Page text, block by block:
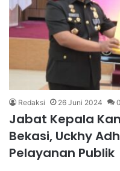
Redaksi 26 Juni 2024 0
Jabat Kepala
Bekasi, Uckhy
Pelayanan Publik